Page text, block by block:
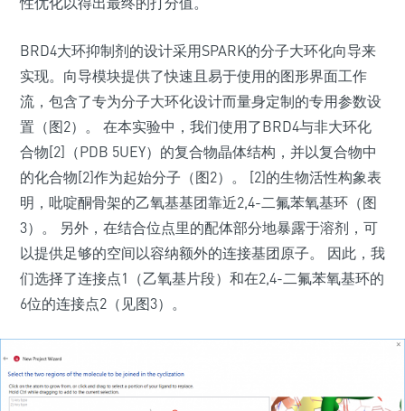
BRD4大环抑制剂的设计采用SPARK的分子大环化向导来
实现。向导模块提供了快速且易于使用的图形界面工作
流，包含了专为分子大环化设计而量身定制的专用参数设
置（图2）。 在本实验中，我们使用了BRD4与非大环化
合物[2]（PDB 5UEY）的复合物晶体结构，并以复合物中
的化合物[2]作为起始分子（图2）。 [2]的生物活性构象表
明，吡啶酮骨架的乙氧基基团靠近2,4-二氟苯氧基环（图
3）。 另外，在结合位点里的配体部分地暴露于溶剂，可
以提供足够的空间以容纳额外的连接基团原子。 因此，我
们选择了连接点1（乙氧基片段）和在2,4-二氟苯氧基环的
6位的连接点2（见图3）。